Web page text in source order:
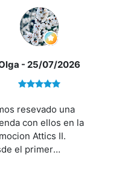
- 25/07/2026
resevado una
con ellos en la
Attics II.
el primer